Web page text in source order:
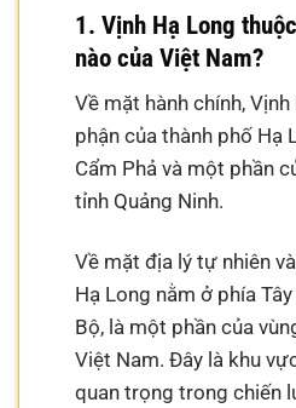
1. Vịnh Hạ Long
nào của Việt Nam?
Về mặt hành chính,
phận của thành phố Hạ
Cẩm Phả và một phần
tỉnh Quảng Ninh.
Về mặt địa lý tự nhiên
Hạ Long nằm ở phía
Bộ, là một phần của
Việt Nam. Đây là khu
quan trọng trong chiến